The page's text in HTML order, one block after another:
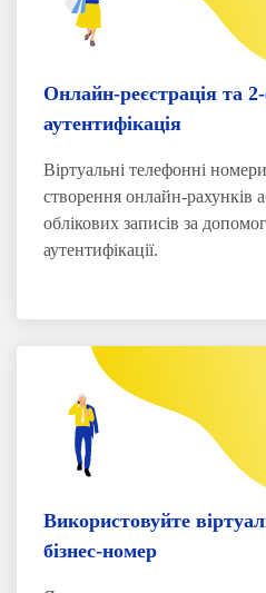
Онлайн-реєстрація та
аутентифікація
Віртуальні телефонні
створення онлайн-рахунків
облікових записів за
аутентифікації.
Використовуйте
бізнес-номер